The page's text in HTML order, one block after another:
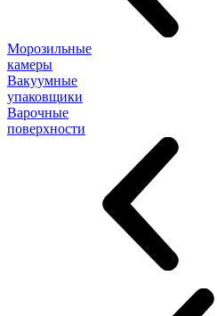
Морозильные
камеры
Вакуумные
упаковщики
Варочные
поверхности